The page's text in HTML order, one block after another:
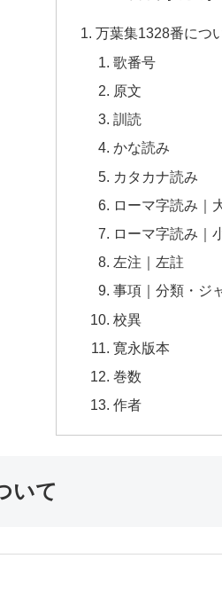
万葉集1328番につ
歌番号
原文
訓読
かな読み
カタカナ読み
ローマ字読み｜
ローマ字読み｜
左注｜左註
事項｜分類・ジ
校異
寛永版本
巻数
作者
いて